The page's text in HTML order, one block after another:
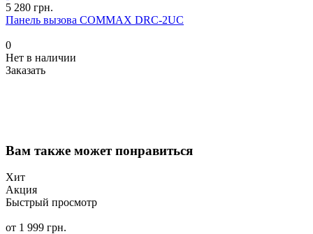
5 280 грн.
Панель вызова COMMAX DRC-2UC
0
Нет в наличии
Заказать
Вам также может понравиться
Хит
Акция
Быстрый просмотр
от 1 999 грн.